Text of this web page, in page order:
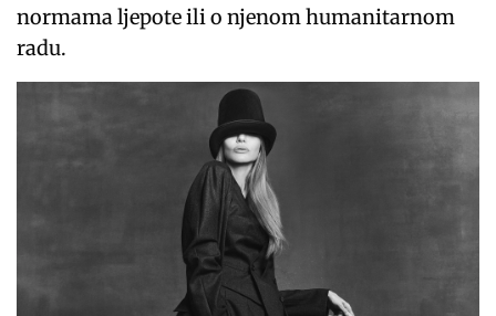
normama ljepote ili o njenom humanitarnom
radu.